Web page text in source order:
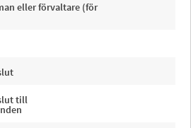
eller förvaltare (för
till